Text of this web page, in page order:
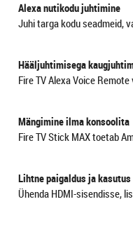
Alexa nutikodu juhtimine
Juhi targa kodu seadmeid,
Hääljuhtimisega
Fire TV Alexa Voice
Mängimine ilma konsoolita
Fire TV Stick MAX toetab
Lihtne paigaldus ja kasutus
Ühenda HDMI-sisendisse,